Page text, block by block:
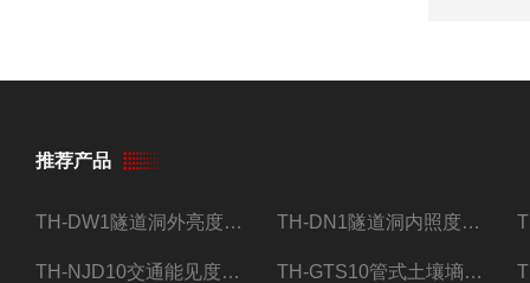
推荐产品
TH-DW1隧道洞外亮度检测器设备 TH-DN1隧道洞内照度检测器设备
TH-NJD10交通能见度监测站 TH-GTS10管式土壤墒情自动监测仪